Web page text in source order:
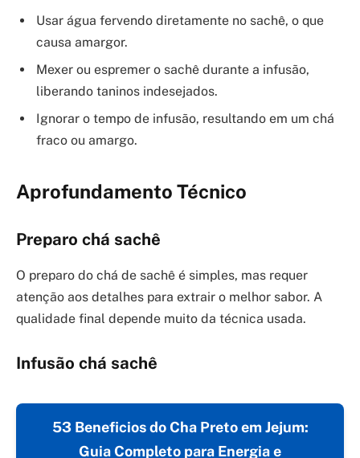
Usar água fervendo diretamente no sachê, o que
causa amargor.
Mexer ou espremer o sachê durante a infusão,
liberando taninos indesejados.
Ignorar o tempo de infusão, resultando em um chá
fraco ou amargo.
Aprofundamento Técnico
Preparo chá sachê
O preparo do chá de sachê é simples, mas requer
atenção aos detalhes para extrair o melhor sabor. A
qualidade final depende muito da técnica usada.
Infusão chá sachê
53 Beneficios do Cha Preto em Jejum:
Guia Completo para Energia e